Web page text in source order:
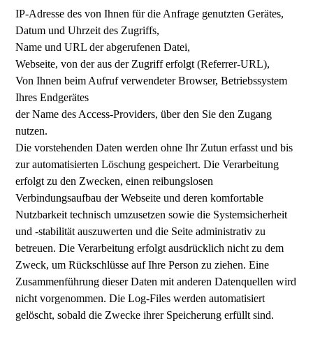
IP-Adresse des von Ihnen für die Anfrage genutzten Gerätes,
Datum und Uhrzeit des Zugriffs,
Name und URL der abgerufenen Datei,
Webseite, von der aus der Zugriff erfolgt (Referrer-URL),
Von Ihnen beim Aufruf verwendeter Browser, Betriebssystem
Ihres Endgerätes
der Name des Access-Providers, über den Sie den Zugang
nutzen.
Die vorstehenden Daten werden ohne Ihr Zutun erfasst und bis
zur automatisierten Löschung gespeichert. Die Verarbeitung
erfolgt zu den Zwecken, einen reibungslosen
Verbindungsaufbau der Webseite und deren komfortable
Nutzbarkeit technisch umzusetzen sowie die Systemsicherheit
und -stabilität auszuwerten und die Seite administrativ zu
betreuen. Die Verarbeitung erfolgt ausdrücklich nicht zu dem
Zweck, um Rückschlüsse auf Ihre Person zu ziehen. Eine
Zusammenführung dieser Daten mit anderen Datenquellen wird
nicht vorgenommen. Die Log-Files werden automatisiert
gelöscht, sobald die Zwecke ihrer Speicherung erfüllt sind.